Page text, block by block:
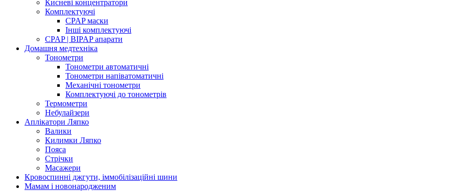
Кисневі концентратори
Комплектуючі
CPAP маски
Інші комплектуючі
CPAP | BIPAP апарати
Домашня медтехніка
Тонометри
Тонометри автоматичні
Тонометри напіватоматичні
Механічні тонометри
Комплектуючі до тонометрів
Термометри
Небулайзери
Аплікатори Ляпко
Валики
Килимки Ляпко
Пояса
Стрічки
Масажери
Кровоспинні джгути, іммобілізаційні шини
Мамам і новонародженим